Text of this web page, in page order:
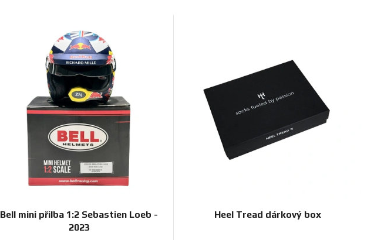
r
d
t
Bell mini přilba 1:2 Sebastien Loeb -
2023
Heel Tread dárkový box